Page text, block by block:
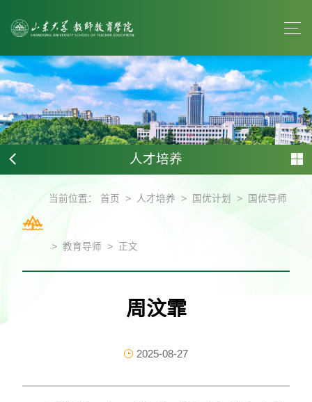
人才培养
当前位置：首页 > 人才培养 > 国优计划 > 国优导师
> 教育导师 > 正文
周汶霏
2025-08-27